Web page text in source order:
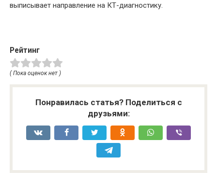
выписывает направление на КТ-диагностику.
Рейтинг
( Пока оценок нет )
Понравилась статья? Поделиться с
друзьями: